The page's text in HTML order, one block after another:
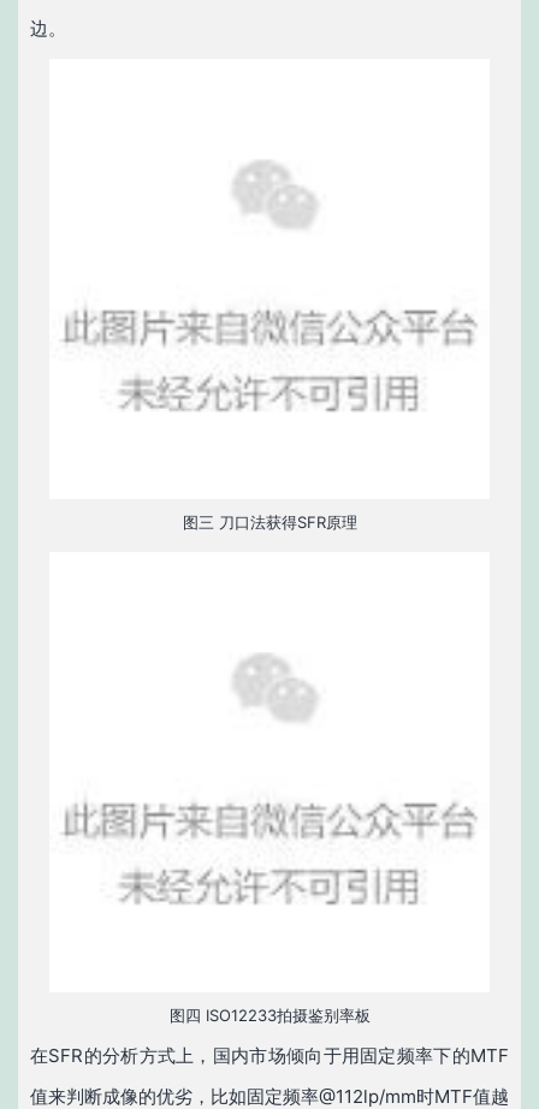
边。
图三 刀口法获得SFR原理
图四 ISO12233拍摄鉴别率板
在SFR的分析方式上，国内市场倾向于用固定频率下的MTF
值来判断成像的优劣，比如固定频率@112lp/mm时MTF值越